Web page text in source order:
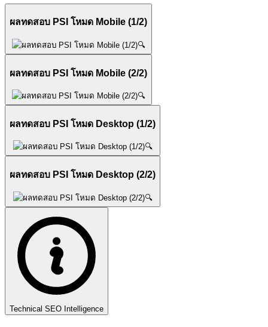
ผลทดสอบ PSI โหมด Mobile (1/2)
🔍
ผลทดสอบ PSI โหมด Mobile (2/2)
🔍
ผลทดสอบ PSI โหมด Desktop (1/2)
🔍
ผลทดสอบ PSI โหมด Desktop (2/2)
🔍
Technical SEO Intelligence